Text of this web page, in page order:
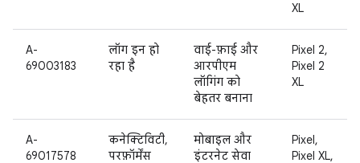
XL
A-
69003183
लॉग इन हो
रहा है
वाई-फ़ाई और
आरपीएम
लॉगिंग को
बेहतर बनाना
Pixel 2,
Pixel 2
XL
A-
69017578
कनेक्टिविटी,
परफ़ॉर्मेंस
मोबाइल और
इंटरनेट सेवा
Pixel,
Pixel XL,